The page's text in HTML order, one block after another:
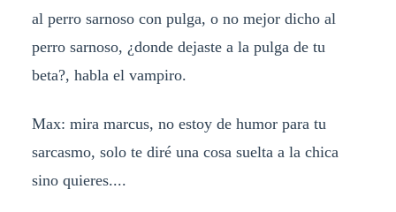
al perro sarnoso con pulga, o no mejor dicho al
perro sarnoso, ¿donde dejaste a la pulga de tu
beta?, habla el vampiro.
Max: mira marcus, no estoy de humor para tu
sarcasmo, solo te diré una cosa suelta a la chica
sino quieres....